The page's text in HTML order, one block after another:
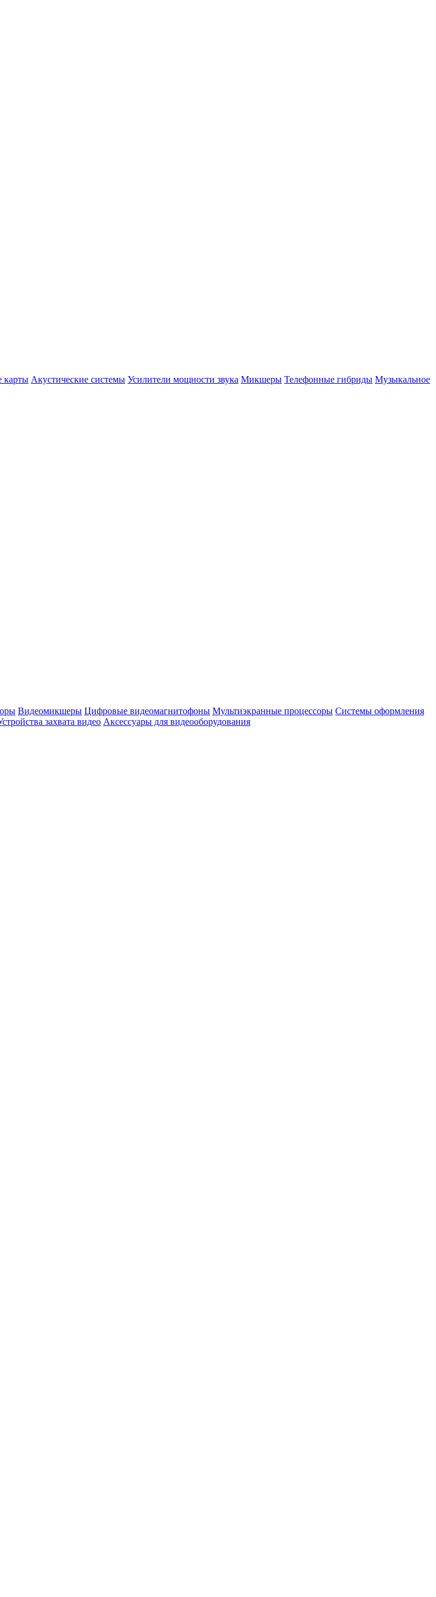
карты Акустические системы Усилители мощности звука Микшеры Телефонные гибриды Музыкальное
Видеомикшеры Цифровые видеомагнитофоны Мультиэкранные процессоры Системы оформления
захвата видео Аксессуары для видеооборудования